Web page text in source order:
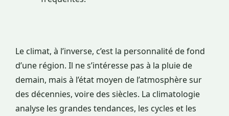
Le climat, à l’inverse, c’est la personnalité de fond
d’une région. Il ne s’intéresse pas à la pluie de
demain, mais à l’état moyen de l’atmosphère sur
des décennies, voire des siècles. La climatologie
analyse les grandes tendances, les cycles et les